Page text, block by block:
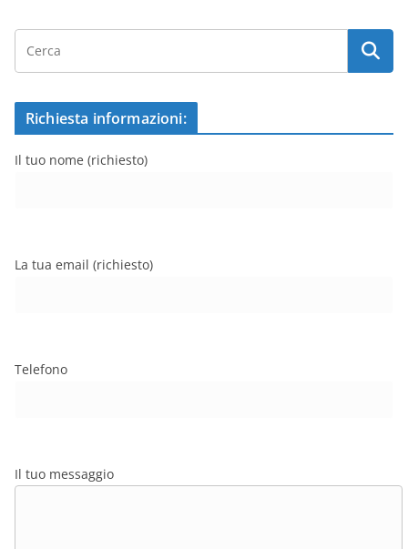
Richiesta informazioni:
Il tuo nome (richiesto)
La tua email (richiesto)
Telefono
Il tuo messaggio